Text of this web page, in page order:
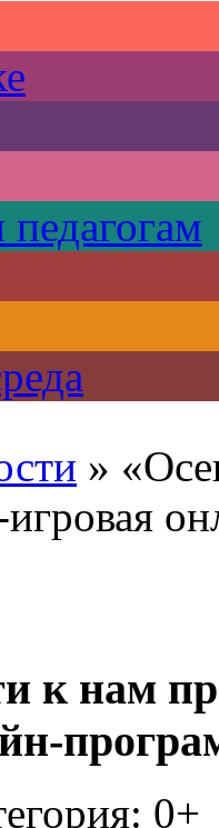
»
игровая
к нам
0+